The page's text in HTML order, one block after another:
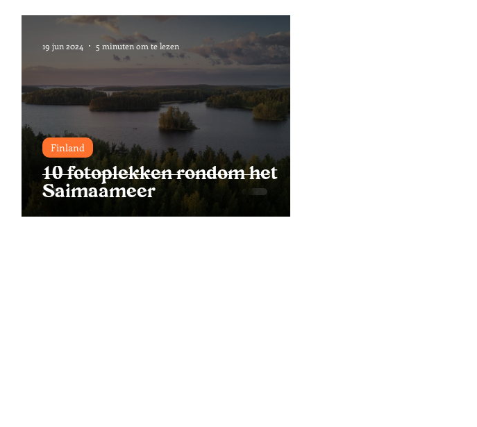
10 fotoplekken rondom het
Saimaameer
Finland
19 jun 2024 5 minuten om te lezen